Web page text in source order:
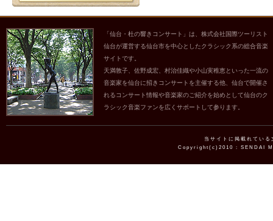
「仙台・杜の響きコンサート」は、株式会社国際ツーリスト
仙台が運営する仙台市を中心としたクラシック系の総合音楽
サイトです。
天満敦子、佐野成宏、村治佳織や小山実稚恵といった一流の
音楽家を仙台に招きコンサートを主催する他、仙台で開催さ
れるコンサート情報や音楽家のご紹介を始めとして仙台のク
ラシック音楽ファンを広くサポートして参ります。
当サイトに掲載れてい
Copyright(c)2010 : SENDAI